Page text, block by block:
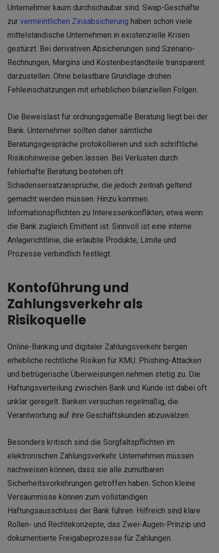
Unternehmer kaum durchschaubar sind. Swap-Geschäfte
zur vermeintlichen Zinsabsicherung haben schon viele
mittelständische Unternehmen in existenzielle Krisen
gestürzt. Bei derivativen Absicherungen sind Szenario-
Rechnungen, Margins und Kostenbestandteile transparent
darzustellen. Ohne belastbare Grundlage drohen
Fehleinschätzungen mit erheblichen bilanziellen Folgen.
Die Beweislast für ordnungsgemäße Beratung liegt bei der
Bank. Unternehmer sollten daher sämtliche
Beratungsgespräche protokollieren und sich schriftliche
Risikohinweise geben lassen. Bei Verlusten durch
fehlerhafte Beratung bestehen oft
Schadensersatzansprüche, die jedoch zeitnah geltend
gemacht werden müssen. Hinzu kommen
Informationspflichten zu Interessenkonflikten, etwa wenn
die Bank zugleich Emittent ist. Sinnvoll ist eine interne
Anlagerichtlinie, die erlaubte Produkte, Limite und
Prozesse verbindlich festlegt.
Kontoführung und
Zahlungsverkehr als
Risikoquelle
Online-Banking und digitaler Zahlungsverkehr bergen
erhebliche rechtliche Risiken für KMU. Phishing-Attacken
und betrügerische Überweisungen nehmen stetig zu. Die
Haftungsverteilung zwischen Bank und Kunde ist dabei oft
unklar geregelt. Banken versuchen regelmäßig, die
Verantwortung auf ihre Geschäftskunden abzuwälzen.
Besonders kritisch sind die Sorgfaltspflichten im
elektronischen Zahlungsverkehr. Unternehmen müssen
nachweisen können, dass sie alle zumutbaren
Sicherheitsvorkehrungen getroffen haben. Schon kleine
Versäumnisse können zum vollständigen
Haftungsausschluss der Bank führen. Hilfreich sind klare
Rollen- und Rechtekonzepte, das Zwei-Augen-Prinzip und
dokumentierte Freigabeprozesse für Zahlungen.